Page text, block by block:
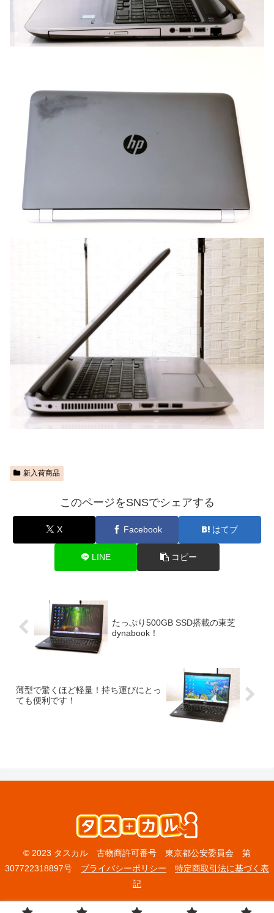
新入荷商品
このページをSNSでシェアする
X Facebook はてブ
LINE コピー
たっぷり500GB SSD搭載の東芝
dynabook！
薄型で驚くほど軽量！持ち運びにとっ
ても便利です！
© 2023 タスカル 古物商許可番号 東京都公安委員会 第
307722318897号 プライバシーポリシー
特定商取引法に基づく表
記